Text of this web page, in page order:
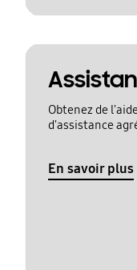
Obtenez de
d'assistance
En savoir plus